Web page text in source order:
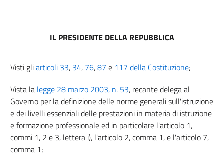
IL PRESIDENTE DELLA REPUBBLICA
Visti gliarticoli 33, 34, 76,87 e 117 della Costituzione;
Vista la legge 28 marzo 2003, n. 53, recante delega al
Governo per la definizione delle norme generali sull'istruzione
e dei livelli essenziali delle prestazioni in materia di istruzione
e formazione professionale ed in particolare l'articolo 1,
commi 1, 2 e 3, lettera i), l'articolo 2, comma 1, e l'articolo 7,
comma 1;